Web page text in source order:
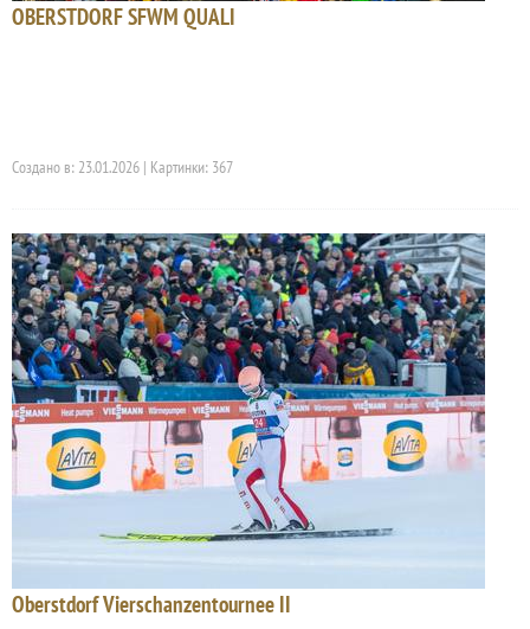
OBERSTDORF SFWM QUALI
Создано в: 23.01.2026 | Картинки: 367
Oberstdorf Vierschanzentournee II